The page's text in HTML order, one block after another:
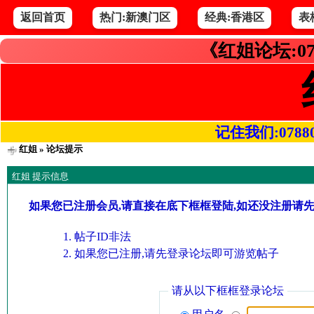
返回首页 热门:新澳门区 经典:香港区 表
《红姐论坛
记住我们
红姐» 论坛提示
红姐 提示信息
如果您已注册会员,请直接在底下框框登陆,如还没注册请
帖子ID非法
如果您已注册,请先登录论坛即可游览帖子
请从以下框框登录论坛